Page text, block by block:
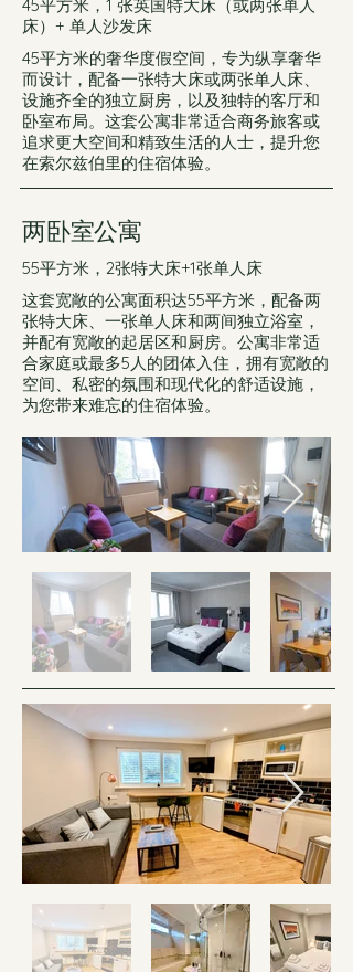
45平方米，1 张英国特大床（或两张单人
床）+ 单人沙发床
45平方米的奢华度假空间，专为纵享奢华
而设计，配备一张特大床或两张单人床、
设施齐全的独立厨房，以及独特的客厅和
卧室布局。这套公寓非常适合商务旅客或
追求更大空间和精致生活的人士，提升您
在索尔兹伯里的住宿体验。
两卧室公寓
55平方米，2张特大床+1张单人床
这套宽敞的公寓面积达55平方米，配备两
张特大床、一张单人床和两间独立浴室，
并配有宽敞的起居区和厨房。公寓非常适
合家庭或最多5人的团体入住，拥有宽敞的
空间、私密的氛围和现代化的舒适设施，
为您带来难忘的住宿体验。